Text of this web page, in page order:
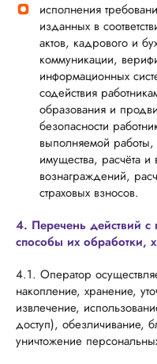
исполнения
изданных в
актов, кадрового и
коммуникации,
информационных
содействия
образования и
безопасности
выполняемой работы,
имущества, расчёта
вознаграждений,
страховых взносов.
4. Перечень действий
способы их обработки,
4.1. Оператор
накопление, хранение,
извлечение,
доступ), обезличивание,
уничтожение